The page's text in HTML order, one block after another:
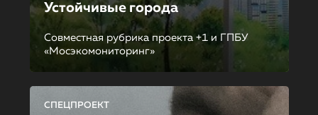
Устойчивые города
Совместная рубрика проекта +1 и ГПБУ
«Мосэкомониторинг»
СПЕЦПРОЕКТ